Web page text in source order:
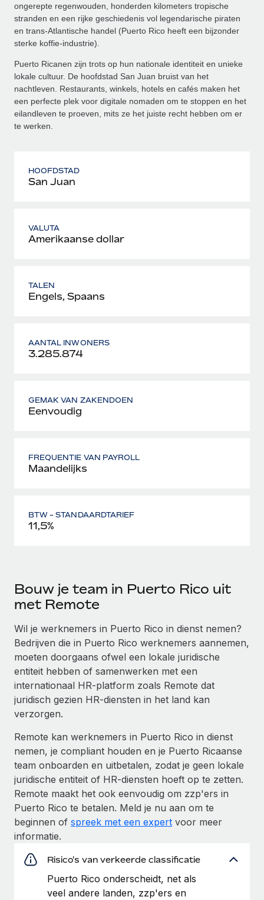
ongerepte regenwouden, honderden kilometers tropische
stranden en een rijke geschiedenis vol legendarische piraten
en trans-Atlantische handel (Puerto Rico heeft een bijzonder
sterke koffie-industrie).
Puerto Ricanen zijn trots op hun nationale identiteit en unieke
lokale cultuur. De hoofdstad San Juan bruist van het
nachtleven. Restaurants, winkels, hotels en cafés maken het
een perfecte plek voor digitale nomaden om te stoppen en het
eilandleven te proeven, mits ze het juiste recht hebben om er
te werken.
HOOFDSTAD
San Juan
VALUTA
Amerikaanse dollar
TALEN
Engels, Spaans
AANTAL INWONERS
3.285.874
GEMAK VAN ZAKENDOEN
Eenvoudig
FREQUENTIE VAN PAYROLL
Maandelijks
BTW - STANDAARDTARIEF
11,5%
Bouw je team in Puerto Rico uit
met Remote
Wil je werknemers in Puerto Rico in dienst nemen?
Bedrijven die in Puerto Rico werknemers aannemen,
moeten doorgaans ofwel een lokale juridische
entiteit hebben of samenwerken met een
internationaal HR-platform zoals Remote dat
juridisch gezien HR-diensten in het land kan
verzorgen.
Remote kan werknemers in Puerto Rico in dienst
nemen, je compliant houden en je Puerto Ricaanse
team onboarden en uitbetalen, zodat je geen lokale
juridische entiteit of HR-diensten hoeft op te zetten.
Remote maakt het ook eenvoudig om zzp'ers in
Puerto Rico te betalen. Meld je nu aan om te
beginnen of spreek met een expert voor meer
informatie.
Risico's van verkeerde classificatie
Puerto Rico onderscheidt, net als
veel andere landen, zzp'ers en